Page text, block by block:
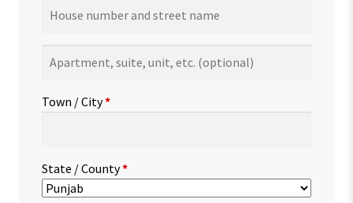
suite,
etc.(optional)
Town / City*
State / County*